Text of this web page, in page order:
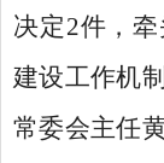
决定2件，
建设工作机
常委会主任